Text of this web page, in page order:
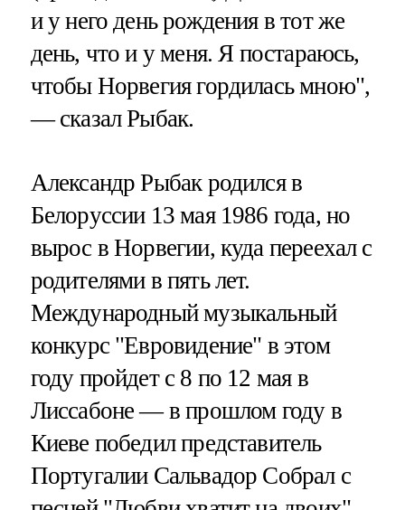
и у него день рождения в тот же
день, что и у меня. Я постараюсь,
чтобы Норвегия гордилась мною",
— сказал Рыбак.
Александр Рыбак родился в
Белоруссии 13 мая 1986 года, но
вырос в Норвегии, куда переехал с
родителями в пять лет.
Международный музыкальный
конкурс "Евровидение" в этом
году пройдет с 8 по 12 мая в
Лиссабоне — в прошлом году в
Киеве победил представитель
Португалии Сальвадор Собрал с